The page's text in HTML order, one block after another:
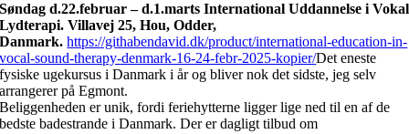
Søndag d.22.februar – d.1.marts International Uddannelse i Vokal
Lydterapi. Villavej 25, Hou, Odder,
Danmark. https://githabendavid.dk/product/international-education-in-
vocal-sound-therapy-denmark-16-24-febr-2025-kopier/Det eneste
fysiske ugekursus i Danmark i år og bliver nok det sidste, jeg selv
arrangerer på Egmont.
Beliggenheden er unik, fordi feriehytterne ligger lige ned til en af de
bedste badestrande i Danmark. Der er dagligt tilbud om